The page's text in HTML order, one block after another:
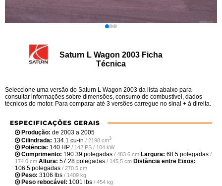
Saturn L Wagon 2003 Ficha
Técnica
Seleccione uma versão do Saturn L Wagon 2003 da lista abaixo para
consultar informações sobre dimensões, consumo de combustível, dados
técnicos do motor. Para comparar até 3 versões carregue no sinal + à direita.
ESPECIFICAÇÕES GERAIS
Produção: de 2003 a 2005
Cilindrada: 134.1 cu-in / 2198 cm3
Potência: 140 HP / 142 PS / 104 kW
Comprimento: 190.39 polegadas / 483.6 cm Largura: 68.5 polegadas /
174.0 cm Altura: 57.28 polegadas / 145.5 cm Distância entre Eixos:
106.5 polegadas / 270.5 cm
Peso: 3106 lbs / 1409 kg
Peso rebocável: 1001 lbs / 454 kg